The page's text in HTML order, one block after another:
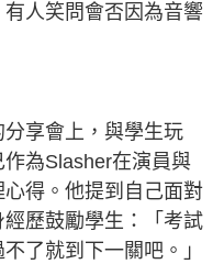
人笑問會否因為音響
享會上，與學生玩
作為Slasher在演員與
得。他提到自己面對
歷鼓勵學生：「考試
了就到下一關吧。」